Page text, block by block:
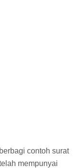
contoh surat
mempunyai